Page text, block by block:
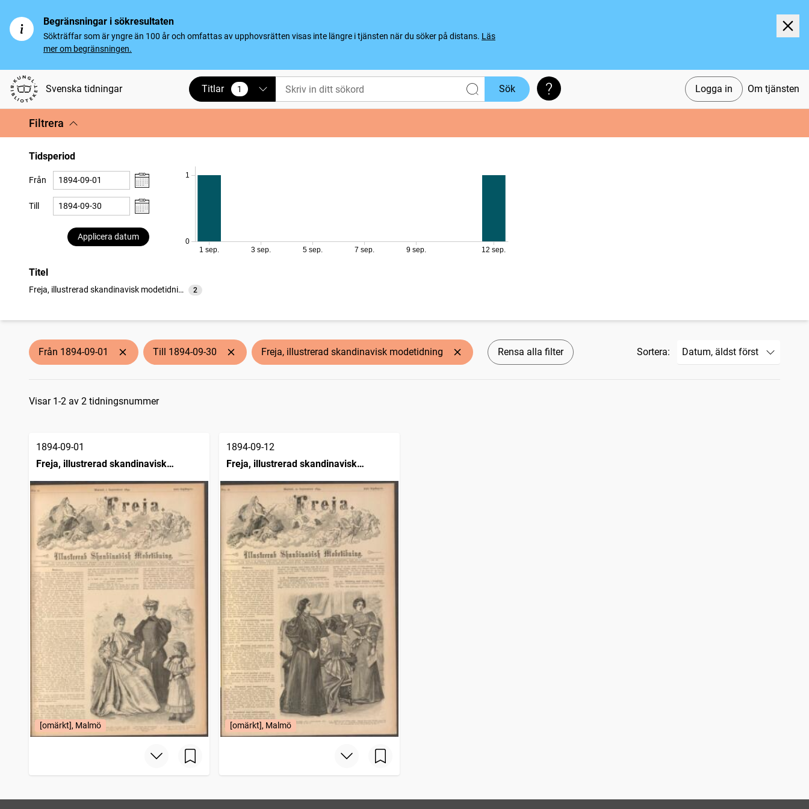
Begränsningar i sökresultaten
Sökträffar som är yngre än 100 år och omfattas av upphovsrätten visas inte längre i tjänsten när du söker på distans. Läs
mer om begränsningen.
Svenska tidningar Logga in Om tjänsten
Titlar 1
vald Sök Söktips
Filtrera
Tidsperiod
Från
Till
Applicera datum
0
1
1 sep. 3 sep. 5 sep. 7 sep. 9 sep. 12 sep.
Titel
Freja, illustrerad skandinavisk modetidning 2
träffar
Från 1894-09-01 Till 1894-09-30 Freja, illustrerad skandinavisk modetidning Rensa alla filter Sortera:
Sökresultat
Visar 1-2 av 2 tidningsnummer
1894-09-01
Freja, illustrerad skandinavisk
modetidning
[omärkt], Malmö
1894-09-12
Freja, illustrerad skandinavisk
modetidning
[omärkt], Malmö